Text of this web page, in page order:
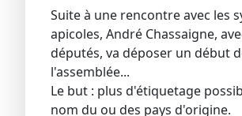
Suite à une rencontre avec les
apicoles, André Chassaigne,
députés, va déposer un début
l'assemblée...
Le but : plus d'étiquetage
nom du ou des pays d'origine.